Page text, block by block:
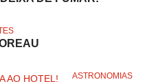
ASTRONOMIAS